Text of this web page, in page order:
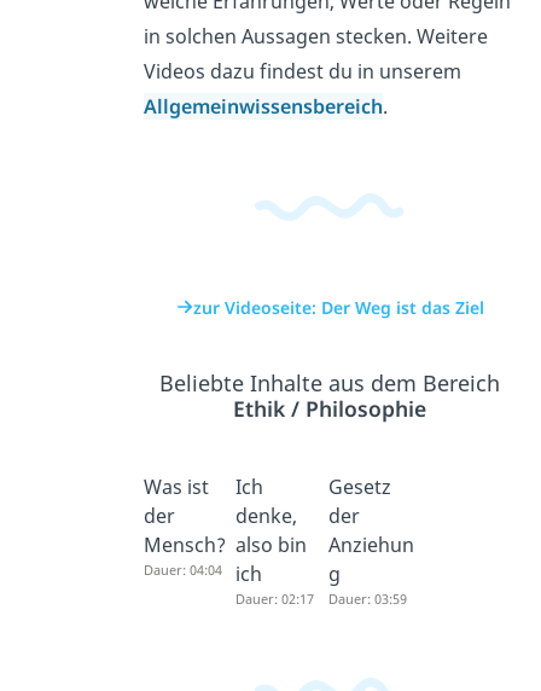
in solchen Aussagen stecken. Weitere
Videos dazu findest du in unserem
Allgemeinwissensbereich.
zur Videoseite: Der Weg ist das Ziel
Beliebte Inhalte aus dem Bereich
Ethik / Philosophie
Was ist
der
Mensch?
Dauer: 04:04
Ich
denke,
also bin
ich
Dauer: 02:17
Gesetz
der
Anziehun
g
Dauer: 03:59